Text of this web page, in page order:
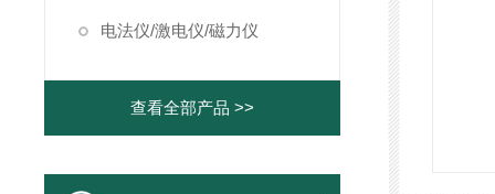
电法仪/激电仪/磁力仪
查看全部产品 >>